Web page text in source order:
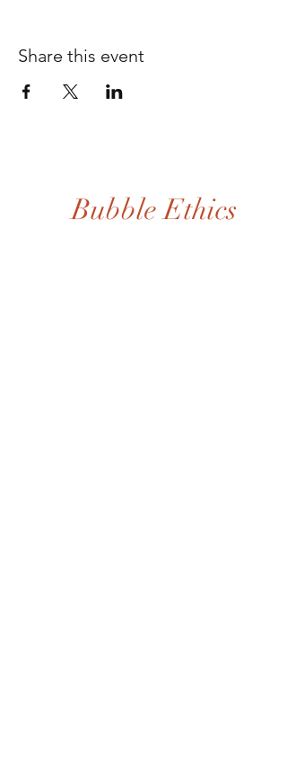
Share this event
Bubble Ethics